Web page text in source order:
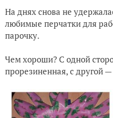
Про зеленые томаты в
На днях снова не
любимые перчатки для
парочку.
Чем хороши? С одной
прорезиненная, с другой